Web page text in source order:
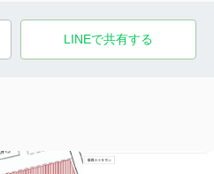
LINEで共有する